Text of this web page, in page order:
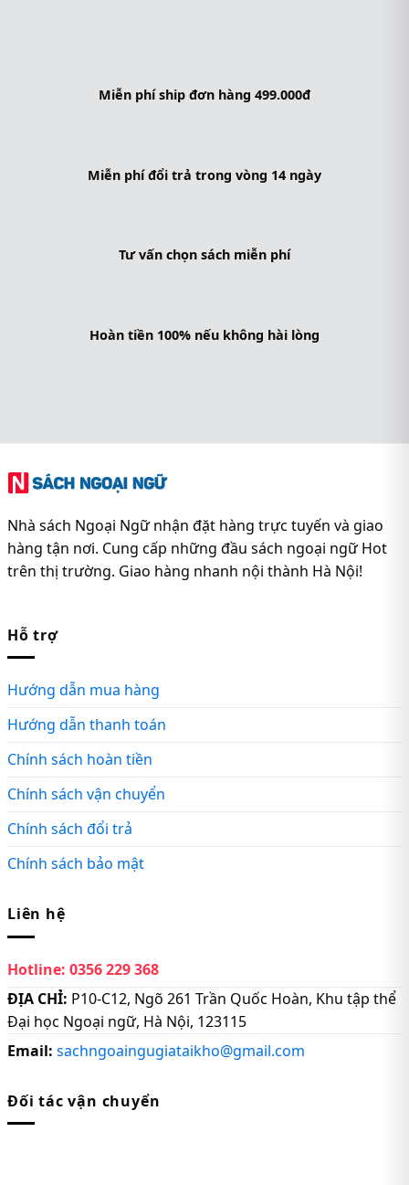
Miễn phí ship đơn hàng 499.000đ
Miễn phí đổi trả trong vòng 14 ngày
Tư vấn chọn sách miễn phí
Hoàn tiền 100% nếu không hài lòng
Nhà sách Ngoại Ngữ nhận đặt hàng trực tuyến và giao
hàng tận nơi. Cung cấp những đầu sách ngoại ngữ Hot
trên thị trường. Giao hàng nhanh nội thành Hà Nội!
Hỗ trợ
Hướng dẫn mua hàng
Hướng dẫn thanh toán
Chính sách hoàn tiền
Chính sách vận chuyển
Chính sách đổi trả
Chính sách bảo mật
Liên hệ
Hotline: 0356 229 368
ĐỊA CHỈ: P10-C12, Ngõ 261 Trần Quốc Hoàn, Khu tập thể
Đại học Ngoại ngữ, Hà Nội, 123115
Email: sachngoaingugiataikho@gmail.com
Đối tác vận chuyển